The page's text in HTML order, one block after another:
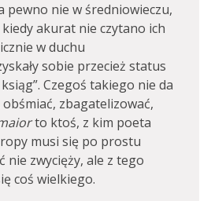
pewno nie w średniowieczu,
akurat nie czytano ich
w duchu
sobie przecież status
Czegoś takiego nie da
zbagatelizować,
to ktoś, z kim poeta
musi się po prostu
nie zwycięży, ale z tego
coś wielkiego.